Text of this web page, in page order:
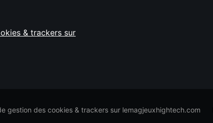
& trackers sur
gestion des cookies & trackers sur lemagjeuxhightech.com